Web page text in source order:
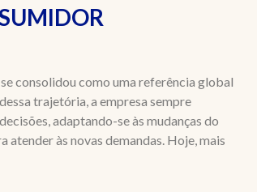
consolidou como uma referência global
trajetória, a empresa sempre
adaptando-se às mudanças do
às novas demandas. Hoje, mais